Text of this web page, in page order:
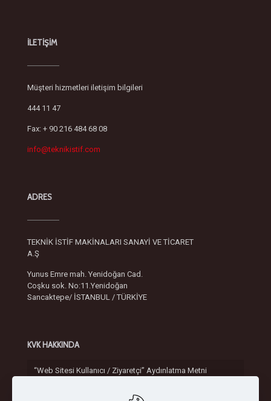
İLETİŞİM
Müşteri hizmetleri iletişim bilgileri
444 11 47
Fax: + 90 216 484 68 08
info@teknikistif.com
ADRES
TEKNİK İSTİF MAKİNALARI SANAYİ VE TİCARET
A.Ş
Yunus Emre mah. Yenidoğan Cad.
Coşku sok. No:11.Yenidoğan
Sancaktepe/ İSTANBUL / TÜRKİYE
KVK HAKKINDA
“Web Sitesi Kullanıcı / Ziyaretçi” Aydınlatma Metni